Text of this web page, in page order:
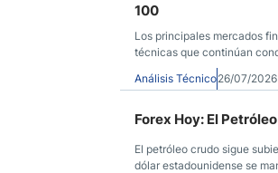
100
Los principales mercados
técnicas que continúan
Análisis Técnico26/07/
Forex Hoy: El
El petróleo crudo sigue
dólar estadounidense se